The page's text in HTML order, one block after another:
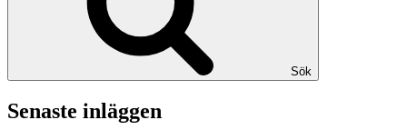
Sök
Senaste inläggen